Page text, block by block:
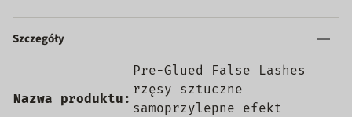
Szczegóły
Nazwa produktu:
Pre-Glued False Lashes
rzęsy sztuczne
samoprzylepne efekt